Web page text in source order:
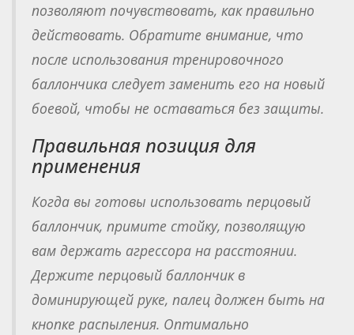
позволяют почувствовать, как правильно
действовать. Обратите внимание, что
после использования тренировочного
баллончика следует заменить его на новый
боевой, чтобы не оставаться без защиты.
Правильная позиция для
применения
Когда вы готовы использовать перцовый
баллончик, примите стойку, позволящую
вам держать агрессора на расстоянии.
Держите перцовый баллончик в
доминирующей руке, палец должен быть на
кнопке распыления. Оптимально